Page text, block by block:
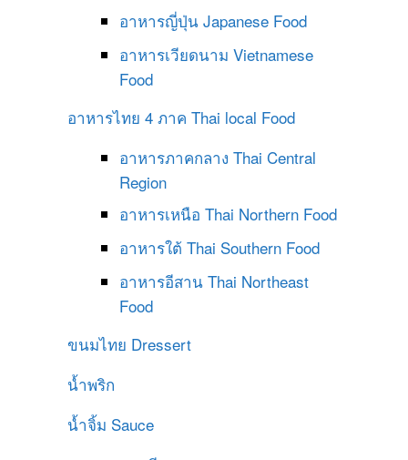
อาหารญี่ปุ่น Japanese Food
อาหารเวียดนาม Vietnamese
Food
อาหารไทย 4 ภาค Thai local Food
อาหารภาคกลาง Thai Central
Region
อาหารเหนือ Thai Northern Food
อาหารใต้ Thai Southern Food
อาหารอีสาน Thai Northeast
Food
ขนมไทย Dressert
น้ำพริก
น้ำจิ้ม Sauce